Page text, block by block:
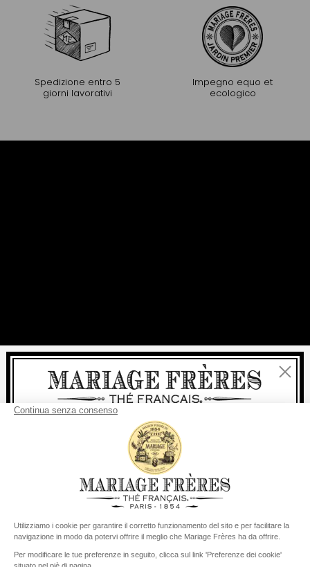
Spedizione entro 5
giorni lavorativi
Impegno equo et
ecologico
Chiudi
Benvenuti
Per ogni acquisto, laconsegna
da 60 € in Francia Metropolitana
per il resto del mondo
Il suo paese di consegna è definito suStati Uniti
Cambiare il paese/la regione